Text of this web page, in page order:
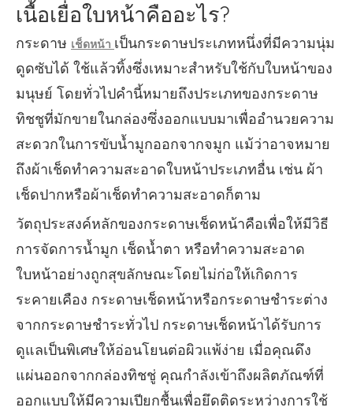
เนื้อเยื่อใบหน้าคืออะไร?
กระดาษ เช็ดหน้า เป็นกระดาษประเภทหนึ่งที่มีความนุ่ม
ดูดซับได้ ใช้แล้วทิ้งซึ่งเหมาะสำหรับใช้กับใบหน้าของ
มนุษย์ โดยทั่วไปคำนี้หมายถึงประเภทของกระดาษ
ทิชชูที่มักขายในกล่องซึ่งออกแบบมาเพื่ออำนวยความ
สะดวกในการขับน้ำมูกออกจากจมูก แม้ว่าอาจหมาย
ถึงผ้าเช็ดทำความสะอาดใบหน้าประเภทอื่น เช่น ผ้า
เช็ดปากหรือผ้าเช็ดทำความสะอาดก็ตาม
วัตถุประสงค์หลักของกระดาษเช็ดหน้าคือเพื่อให้มีวิธี
การจัดการน้ำมูก เช็ดน้ำตา หรือทำความสะอาด
ใบหน้าอย่างถูกสุขลักษณะโดยไม่ก่อให้เกิดการ
ระคายเคือง กระดาษเช็ดหน้าหรือกระดาษชำระต่าง
จากกระดาษชำระทั่วไป กระดาษเช็ดหน้าได้รับการ
ดูแลเป็นพิเศษให้อ่อนโยนต่อผิวแพ้ง่าย เมื่อคุณดึง
แผ่นออกจากกล่องทิชชู่ คุณกำลังเข้าถึงผลิตภัณฑ์ที่
ออกแบบให้มีความเปียกชื้นเพื่อยึดติดระหว่างการใช้